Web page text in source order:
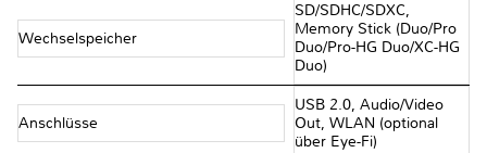
Wechselspeicher
SD/​SDHC/​SDXC,
Memory Stick (Duo/​Pro
Duo/​Pro-HG Duo/​XC-HG
Duo)
Anschlüsse
USB 2.0, Audio/​Video
Out, WLAN (optional
über Eye-Fi)